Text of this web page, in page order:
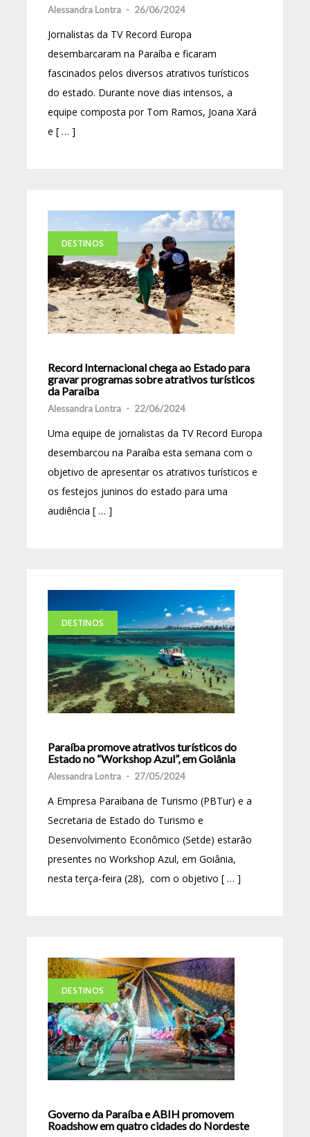
Alessandra Lontra - 26/06/2024
Jornalistas da TV Record Europa
desembarcaram na Paraíba e ficaram
fascinados pelos diversos atrativos turísticos
do estado. Durante nove dias intensos, a
equipe composta por Tom Ramos, Joana Xará
e [ … ]
DESTINOS
Record Internacional chega ao Estado para
gravar programas sobre atrativos turísticos
da Paraíba
Alessandra Lontra - 22/06/2024
Uma equipe de jornalistas da TV Record Europa
desembarcou na Paraíba esta semana com o
objetivo de apresentar os atrativos turísticos e
os festejos juninos do estado para uma
audiência [ … ]
DESTINOS
Paraíba promove atrativos turísticos do
Estado no “Workshop Azul”, em Goiânia
Alessandra Lontra - 27/05/2024
A Empresa Paraibana de Turismo (PBTur) e a
Secretaria de Estado do Turismo e
Desenvolvimento Econômico (Setde) estarão
presentes no Workshop Azul, em Goiânia,
nesta terça-feira (28), com o objetivo [ … ]
DESTINOS
Governo da Paraíba e ABIH promovem
Roadshow em quatro cidades do Nordeste